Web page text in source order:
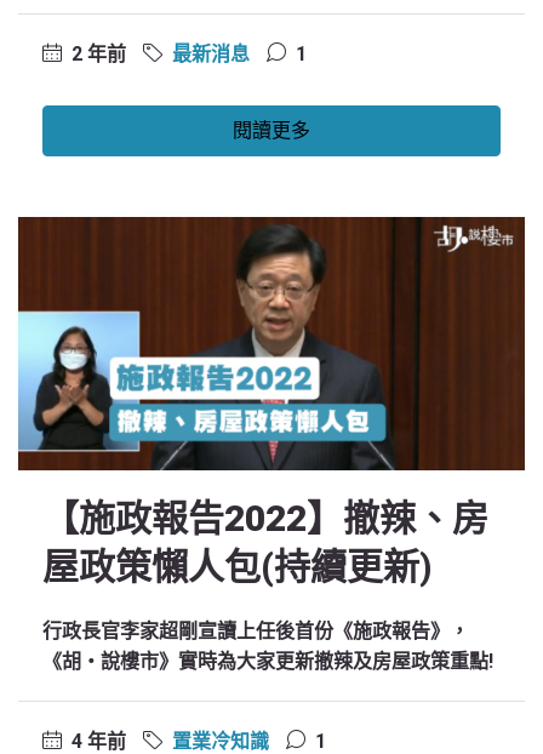
2 年前 最新消息 1
閱讀更多
【施政報告2022】撤辣、房
屋政策懶人包(持續更新)
行政長官李家超剛宣讀上任後首份《施政報告》，
《胡‧說樓市》實時為大家更新撤辣及房屋政策重點!
4 年前 置業冷知識 1